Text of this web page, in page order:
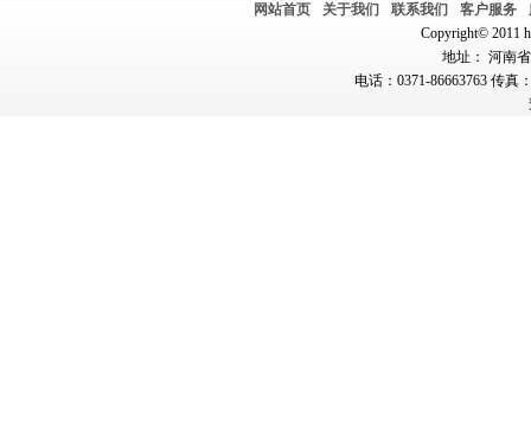
网站首页 关于我们 联系我们 客户服务
Copyright© 2011
地址： 河南
电话：0371-86663763 传真